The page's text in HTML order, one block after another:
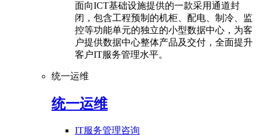
面向ICT基础设施提供的一款采用通道封
闭，包含工程预制的机柜、配电、制冷、监
控等功能单元的独立的小型数据中心，为客
户提供数据中心整体产品及交付，全面提升
客户IT服务管理水平。
统一运维
统一运维
IT服务管理咨询